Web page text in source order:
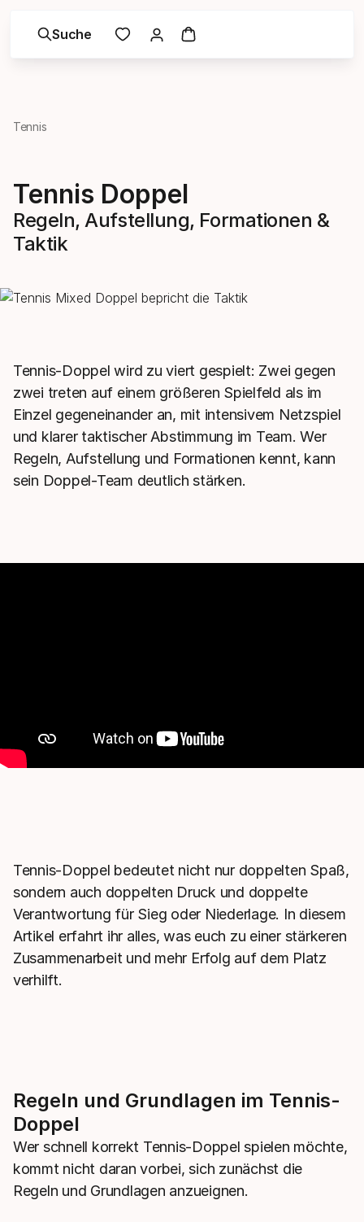
Suche
Tennis
Tennis Doppel
Regeln, Aufstellung, Formationen &
Taktik
Tennis-Doppel wird zu viert gespielt: Zwei gegen
zwei treten auf einem größeren Spielfeld als im
Einzel gegeneinander an, mit intensivem Netzspiel
und klarer taktischer Abstimmung im Team. Wer
Regeln, Aufstellung und Formationen kennt, kann
sein Doppel-Team deutlich stärken.
Tennis-Doppel bedeutet nicht nur doppelten Spaß,
sondern auch doppelten Druck und doppelte
Verantwortung für Sieg oder Niederlage. In diesem
Artikel erfahrt ihr alles, was euch zu einer stärkeren
Zusammenarbeit und mehr Erfolg auf dem Platz
verhilft.
Regeln und Grundlagen im Tennis-
Doppel
Wer schnell korrekt Tennis-Doppel spielen möchte,
kommt nicht daran vorbei, sich zunächst die
Regeln und Grundlagen anzueignen.